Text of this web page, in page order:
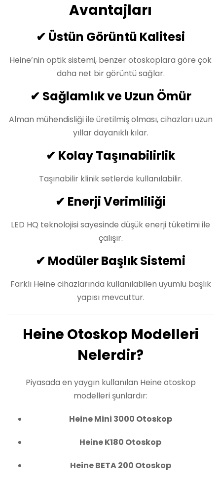
Avantajları
✔ Üstün Görüntü Kalitesi
Heine’nin optik sistemi, benzer otoskoplara göre çok
daha net bir görüntü sağlar.
✔ Sağlamlık ve Uzun Ömür
Alman mühendisliği ile üretilmiş olması, cihazları uzun
yıllar dayanıklı kılar.
✔ Kolay Taşınabilirlik
Taşınabilir klinik setlerde kullanılabilir.
✔ Enerji Verimliliği
LED HQ teknolojisi sayesinde düşük enerji tüketimi ile
çalışır.
✔ Modüler Başlık Sistemi
Farklı Heine cihazlarında kullanılabilen uyumlu başlık
yapısı mevcuttur.
Heine Otoskop Modelleri
Nelerdir?
Piyasada en yaygın kullanılan Heine otoskop
modelleri şunlardır:
Heine Mini 3000 Otoskop
Heine K180 Otoskop
Heine BETA 200 Otoskop